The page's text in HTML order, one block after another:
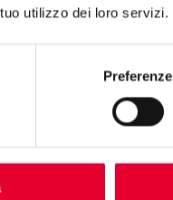
utilizzo dei loro servizi.
Preferenze